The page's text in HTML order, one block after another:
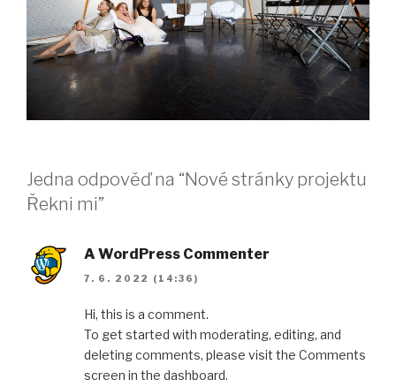
Jedna odpověď na “Nové stránky projektu
Řekni mi”
A WordPress Commenter
7. 6. 2022 (14:36)
Hi, this is a comment.
To get started with moderating, editing, and
deleting comments, please visit the Comments
screen in the dashboard.